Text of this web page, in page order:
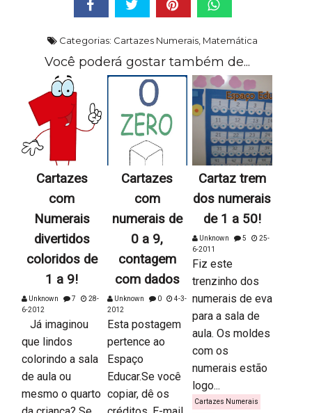
Categorias: Cartazes Numerais Matemática
Você poderá gostar também de...
Cartazes
com
Numerais
divertidos
coloridos de
1 a 9!
Unknown 7
28-
6-2012
Já imaginou
que lindos
colorindo a sala
de aula ou
mesmo o quarto
Cartazes
com
numerais de
0 a 9,
contagem
com dados
Unknown 0
4-3-
2012
Esta postagem
pertence ao
Espaço
Educar.Se você
copiar, dê os
Cartaz trem
dos numerais
de 1 a 50!
Unknown 5
25-
6-2011
Fiz este
trenzinho dos
numerais de eva
para a sala de
aula. Os moldes
com os
numerais estão
logo...
Cartazes Numerais